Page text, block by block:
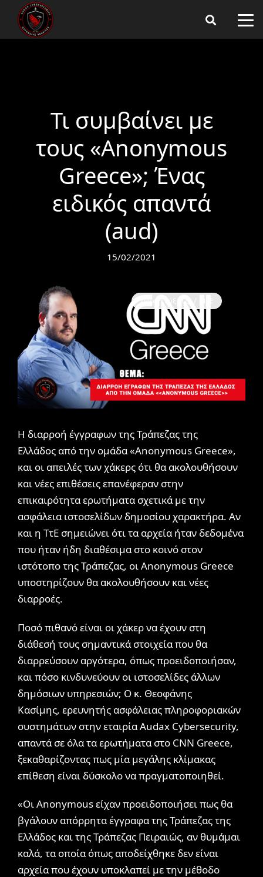
Τι συμβαίνει με
τους «Anonymous
Greece»; Ένας
ειδικός απαντά
(aud)
15/02/2021
Συνεντεύξεις / ΜΜΕ
Η διαρροή έγγραφων της Τράπεζας της
Ελλάδος από την ομάδα «Anonymous Greece»,
και οι απειλές των χάκερς ότι θα ακολουθήσουν
και νέες επιθέσεις επανέφεραν στην
επικαιρότητα ερωτήματα σχετικά με την
ασφάλεια ιστοσελίδων δημοσίου χαρακτήρα. Αν
και η ΤτΕ σημειώνει ότι τα αρχεία ήταν δεδομένα
που ήταν ήδη διαθέσιμα στο κοινό στον
ιστότοπο της Τράπεζας, οι Anonymous Greece
υποστηρίζουν θα ακολουθήσουν και νέες
διαρροές.
Ποσό πιθανό είναι οι χάκερ να έχουν στη
διάθεσή τους σημαντικά στοιχεία που θα
διαρρεύσουν αργότερα, όπως προειδοποιήσαν,
και πόσο κινδυνεύουν οι ιστοσελίδες άλλων
δημόσιων υπηρεσιών; Ο κ. Θεοφάνης
Κασίμης, ερευνητής ασφάλειας πληροφοριακών
συστημάτων στην εταιρία Audax Cybersecurity,
απαντά σε όλα τα ερωτήματα στο CNN Greece,
ξεκαθαρίζοντας πως μία μεγάλης κλίμακας
επίθεση είναι δύσκολο να πραγματοποιηθεί.
«Οι Anonymous είχαν προειδοποιήσει πως θα
βγάλουν απόρρητα έγγραφα της Τράπεζας της
Ελλάδος και της Τράπεζας Πειραιώς, αν θυμάμαι
καλά, τα οποία όπως αποδείχθηκε δεν είναι
αρχεία που έχουν υποκλαπεί με την μέθοδο